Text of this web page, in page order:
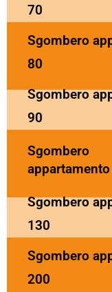
70
Sgombero
80
Sgombero
90
Sgombero
Sgombero
130
Sgombero
200